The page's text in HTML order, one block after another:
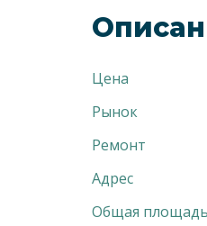
Цена
Рынок
Ремонт
Адрес
Общая площадь